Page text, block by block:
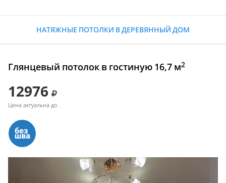
НАТЯЖНЫЕ ПОТОЛКИ В ДЕРЕВЯННЫЙ ДОМ
Глянцевый потолок в гостиную 16,7 м2
12976
Цена актуальна до